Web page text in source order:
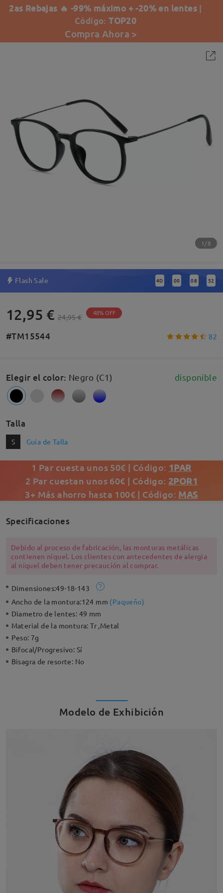
2as Rebajas 🔥 -99% máximo + -20% en lentes |
Código:TOP20
Compra Ahora >
1/8
Flash Sale 4D : 00 : 08 : 51
12,95 € 24,95 € 48% OFF
#TM15544 82
Elegir el color: Negro (C1) disponible
Talla
S Guía de Talla
1 Par cuesta unos 50€ | Código: 1PAR
2 Par cuestan unos 60€ | Código: 2POR1
3+ Más ahorro hasta 100€ | Código: MAS
Specificaciones
Debido al proceso de fabricación, las monturas metálicas
contienen níquel. Los clientes con antecedentes de alergia
al níquel deben tener precaución al comprar.
Dimensiones:49-18-143
Ancho de la montura:124 mm (Paqueño)
Diametro de lentes: 49 mm
Material de la montura:Tr ,Metal
Peso: 7g
Bifocal/Progresivo: Sí
Bisagra de resorte: No
Modelo de Exhibición